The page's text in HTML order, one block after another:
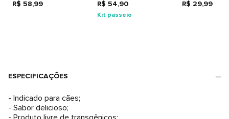
R$ 58,99 R$ 54,90
Kit passeio
R$ 29,99
ESPECIFICAÇÕES
- Indicado para cães;
- Sabor delicioso;